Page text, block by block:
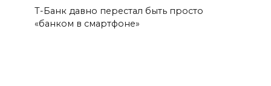
Т-Банк давно перестал быть просто
«банком в смартфоне»